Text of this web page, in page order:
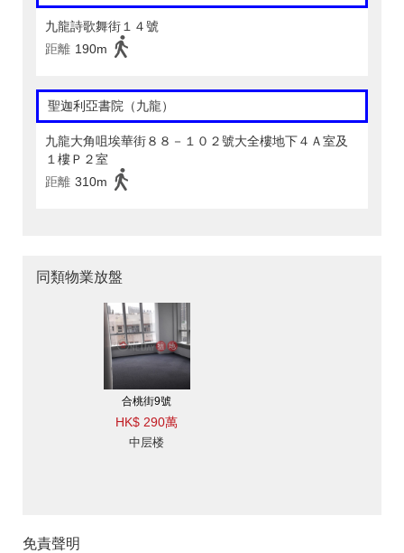
九龍詩歌舞街１４號
距離 190m
聖迦利亞書院（九龍）
九龍大角咀埃華街８８－１０２號大全樓地下４Ａ室及
１樓Ｐ２室
距離 310m
同類物業放盤
合桃街9號
HK$ 290萬
中层楼
免責聲明